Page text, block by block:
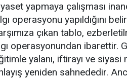
yapmaya çalışması
operasyonu yapıldığını
çıkan tablo,
operasyonundan ibarettir.
yalanı, iftirayı ve
yeniden sahnededir.